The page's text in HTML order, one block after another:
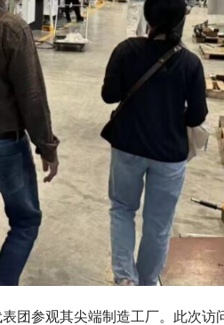
团参观其尖端制造工厂。此次访